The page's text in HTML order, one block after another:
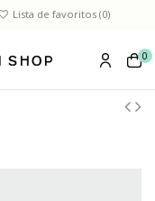
Lista de favoritos (0)
0